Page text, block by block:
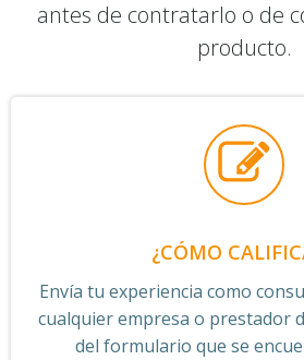
antes de contratarlo o de
producto.
¿CÓMO
Envía tu experiencia como
cualquier empresa o prestador
del formulario que se